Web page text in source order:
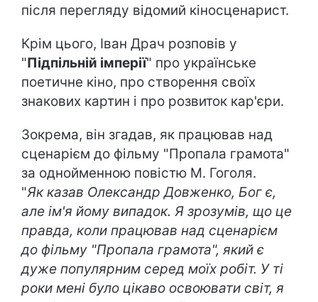
після перегляду відомий кіносценарист.
Крім цього, Іван Драч розповів у
"Підпільній імперії" про українське
поетичне кіно, про створення своїх
знакових картин і про розвиток кар'єри.
Зокрема, він згадав, як працював над
сценарієм до фільму "Пропала грамота"
за однойменною повістю М. Гоголя.
"Як казав Олександр Довженко, Бог є,
але ім'я йому випадок. Я зрозумів, що це
правда, коли працював над сценарієм
до фільму "Пропала грамота", який є
дуже популярним серед моїх робіт. У ті
роки мені було цікаво освоювати світ, я